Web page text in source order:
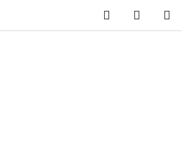
Hľadať
KOŠÍK